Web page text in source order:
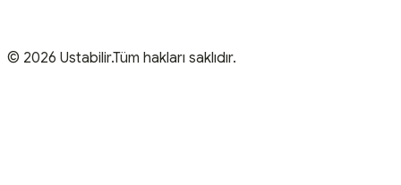
© 2026 Ustabilir.Tüm hakları saklıdır.